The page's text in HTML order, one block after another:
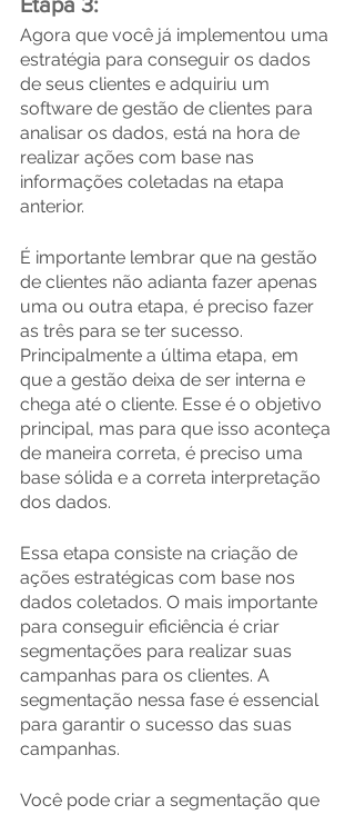
Agora que você já implementou uma
estratégia para conseguir os dados
de seus clientes e adquiriu um
software de gestão de clientes para
analisar os dados, está na hora de
realizar ações com base nas
informações coletadas na etapa
anterior.
É importante lembrar que na gestão
de clientes não adianta fazer apenas
uma ou outra etapa, é preciso fazer
as três para se ter sucesso.
Principalmente a última etapa, em
que a gestão deixa de ser interna e
chega até o cliente. Esse é o objetivo
principal, mas para que isso aconteça
de maneira correta, é preciso uma
base sólida e a correta interpretação
dos dados.
Essa etapa consiste na criação de
ações estratégicas com base nos
dados coletados. O mais importante
para conseguir eficiência é criar
segmentações para realizar suas
campanhas para os clientes. A
segmentação nessa fase é essencial
para garantir o sucesso das suas
campanhas.
Você pode criar a segmentação que